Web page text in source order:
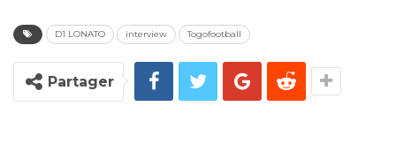
D1 LONATO interview Togofootball
Partager